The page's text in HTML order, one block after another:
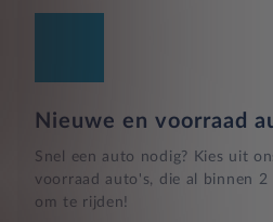
Nieuwe en voorraad
Snel een auto nodig? Kies uit
voorraad auto's, die al binnen
om te rijden!